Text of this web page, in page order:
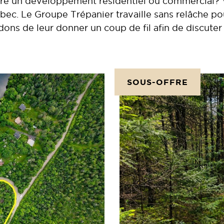
Le Groupe Trépanier travaille sans relâche
de leur donner un coup de fil afin de
SOUS-OFFRE